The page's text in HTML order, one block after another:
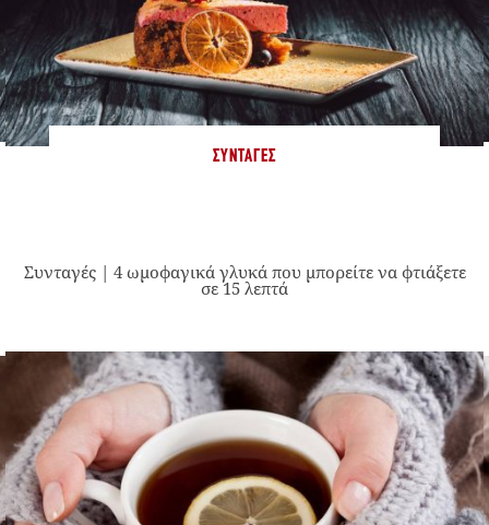
ΣΥΝΤΑΓΈΣ
Συνταγές | 4 ωμοφαγικά γλυκά που μπορείτε να φτιάξετε
σε 15 λεπτά